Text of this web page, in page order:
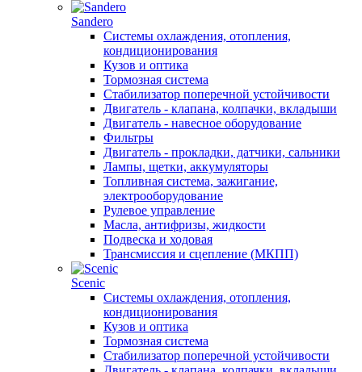
Sandero
Системы охлаждения, отопления,
кондиционирования
Кузов и оптика
Тормозная система
Стабилизатор поперечной устойчивости
Двигатель - клапана, колпачки, вкладыши
Двигатель - навесное оборудование
Фильтры
Двигатель - прокладки, датчики, сальники
Лампы, щетки, аккумуляторы
Топливная система, зажигание,
электрооборудование
Рулевое управление
Масла, антифризы, жидкости
Подвеска и ходовая
Трансмиссия и сцепление (МКПП)
Scenic
Системы охлаждения, отопления,
кондиционирования
Кузов и оптика
Тормозная система
Стабилизатор поперечной устойчивости